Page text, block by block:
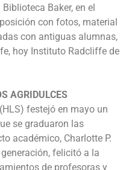
Baker, en el
con fotos, material
con antiguas alumnas,
hoy Instituto Radcliffe de
AGRIDULCES
festejó en mayo un
se graduaron las
académico, Charlotte P.
felicitó a la
de profesoras y